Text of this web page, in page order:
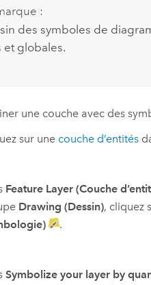
:
des symboles de
et globales.
une couche avec des
sur une couche d’entités
Feature Layer (Couche
Drawing (Dessin), cliquez
.
Symbolize your layer by